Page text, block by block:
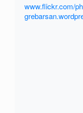
www.flickr.com/